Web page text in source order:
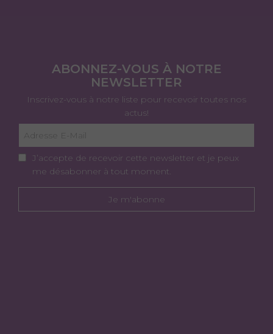
ABONNEZ-VOUS À NOTRE
NEWSLETTER
Inscrivez-vous à notre liste pour recevoir toutes nos
actus!
J’accepte de recevoir cette newsletter et je peux
me désabonner à tout moment.
Je m'abonne